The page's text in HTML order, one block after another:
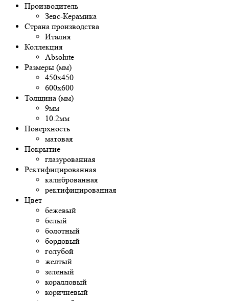
Производитель
Зевс-Керамика
Страна производства
Италия
Коллекция
Absolute
Размеры (мм)
450х450
600х600
Толщина (мм)
9мм
10.2мм
Поверхность
матовая
Покрытие
глазурованная
Ректифицированная
калиброванная
ректифицированная
Цвет
бежевый
белый
болотный
бордовый
голубой
желтый
зеленый
коралловый
коричневый